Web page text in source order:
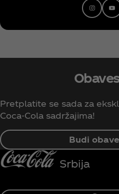
Pretplatite se sada za
Coca‑Cola sadržajima!
Budi